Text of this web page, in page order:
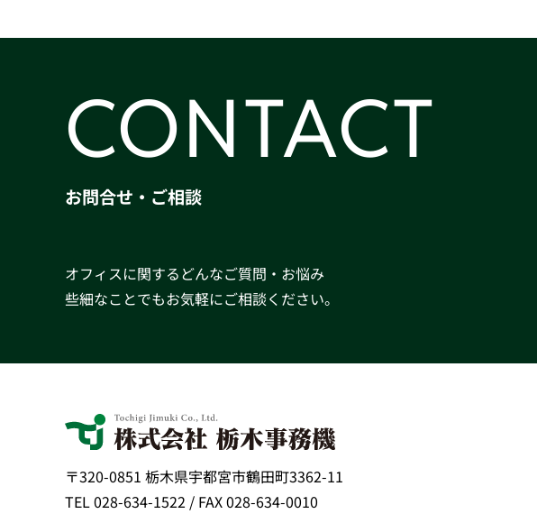
CONTACT
お問合せ・ご相談
オフィスに関するどんなご質問・お悩み
些細なことでもお気軽にご相談ください。
〒320-0851 栃木県宇都宮市鶴田町3362-11
TEL 028-634-1522 / FAX 028-634-0010